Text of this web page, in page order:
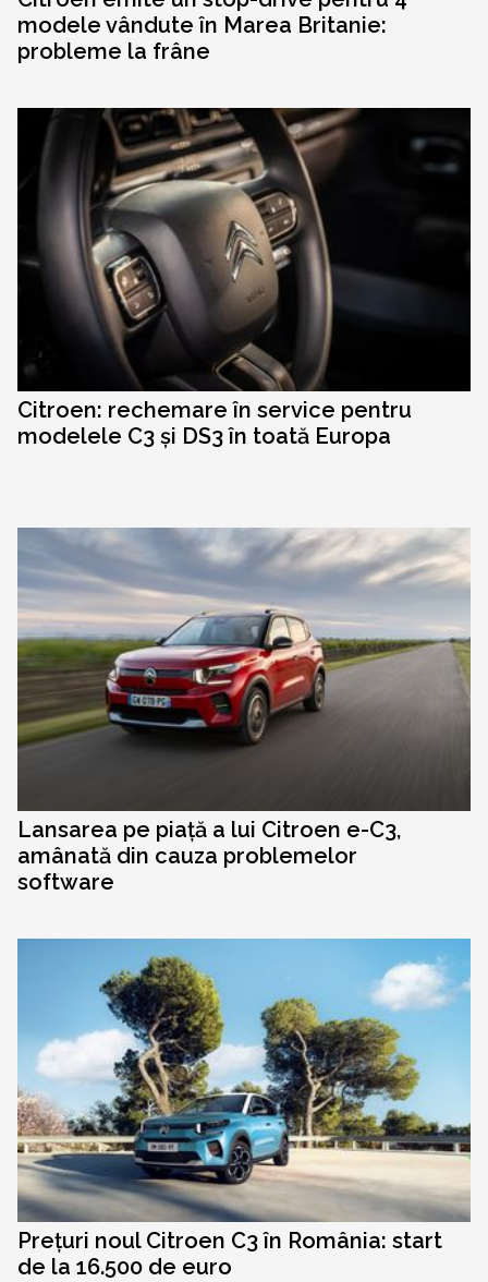
modele vândute în Marea Britanie:
probleme la frâne
Citroen: rechemare în service pentru
modelele C3 și DS3 în toată Europa
Lansarea pe piață a lui Citroen e-C3,
amânată din cauza problemelor
software
Prețuri noul Citroen C3 în România: start
de la 16.500 de euro